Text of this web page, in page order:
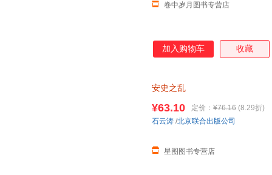
卷中岁月图书专营店
加入购物车 收藏
安史之乱
¥63.10 定价： ¥76.16 (8.29折)
星图图书专营店
石云涛 /北京联合出版公司